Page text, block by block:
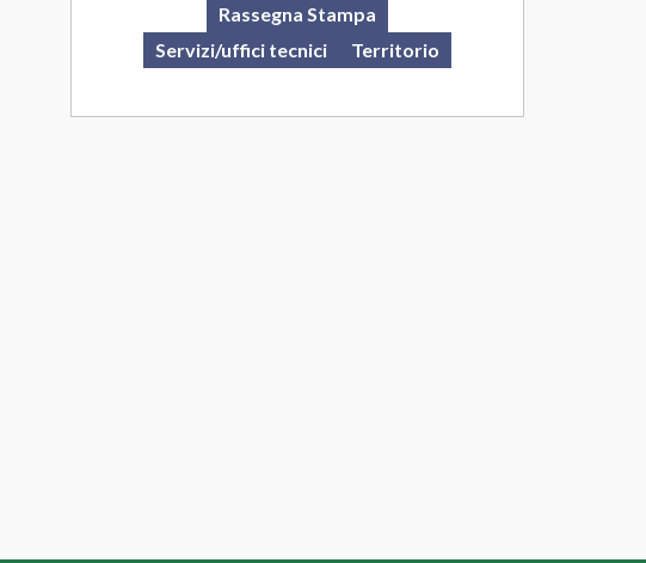
Rassegna Stampa
Servizi/uffici tecnici
Territorio